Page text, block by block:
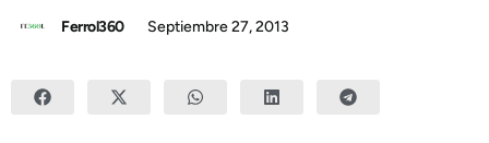
Ferrol360 Septiembre 27, 2013